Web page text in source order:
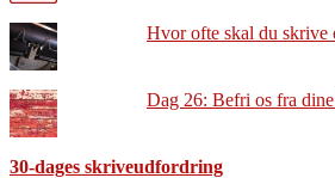
Hvor ofte skal du skrive
Dag 26: Befri os fra
30-dages skriveudfordring